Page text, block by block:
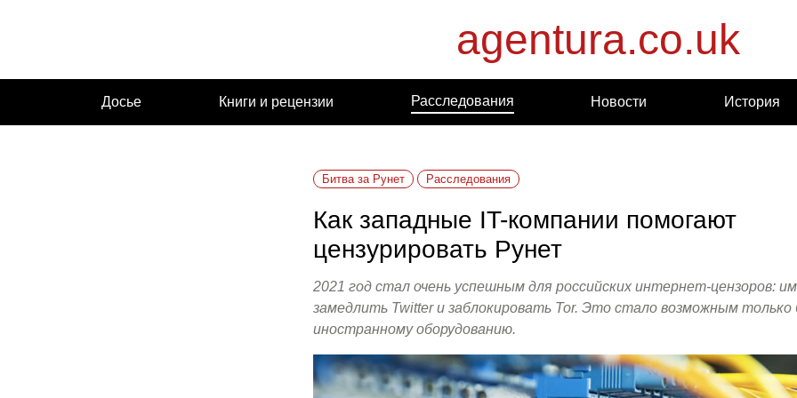
agentura.co.uk
Досье Книги и рецензии Расследования Новости История
Битва за Рунет Расследования
Как западные IT-компании помогают
цензурировать Рунет
2021 год стал очень успешным для российских интернет-цензоров:
замедлить Twitter и заблокировать Tor. Это стало возможным только
иностранному оборудованию.